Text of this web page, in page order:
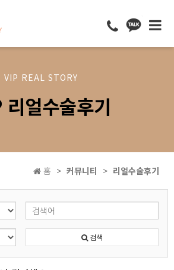
VIP REAL STORY
얼수술후기
홈 커뮤니티 리얼수술후기
검색